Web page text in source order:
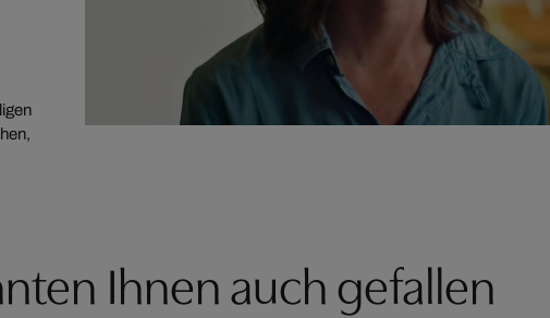
Ihnen auch gefallen